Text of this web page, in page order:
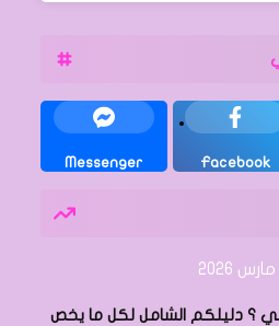
Facebook
Messenger
؟ دليلكم الشامل لكل ما يخص